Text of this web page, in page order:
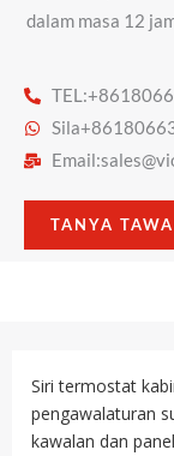
dalam masa 12
Email:
TANYA
Siri termostat
pengawalaturan
kawalan dan